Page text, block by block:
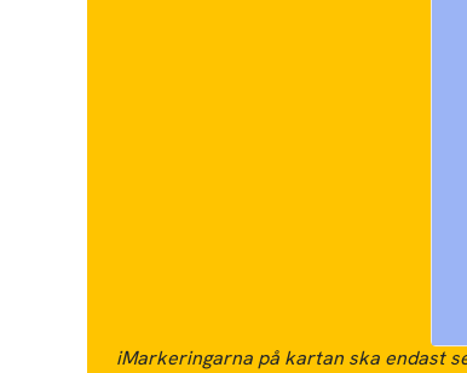
iMarkeringarna på kartan ska endast